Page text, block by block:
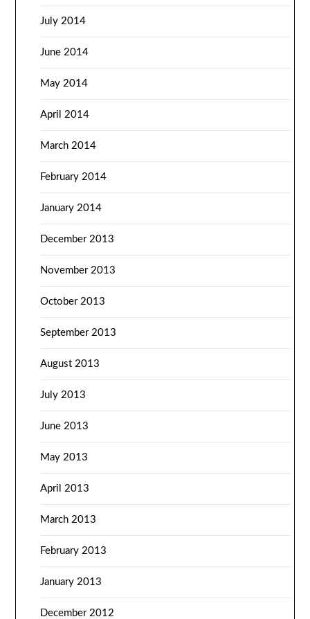
July 2014
June 2014
May 2014
April 2014
March 2014
February 2014
January 2014
December 2013
November 2013
October 2013
September 2013
August 2013
July 2013
June 2013
May 2013
April 2013
March 2013
February 2013
January 2013
December 2012